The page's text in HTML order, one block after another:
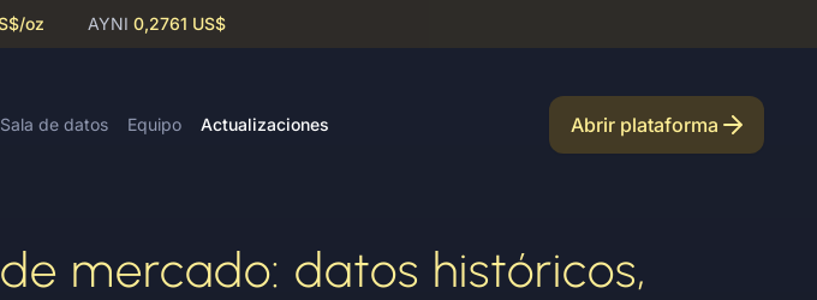
/oz AYNI 0,2761 US$
Sala de datos Equipo Actualizaciones Abrir plataforma
mercado: datos históricos,